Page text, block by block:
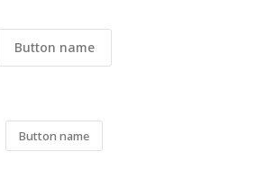
Button name
Button name